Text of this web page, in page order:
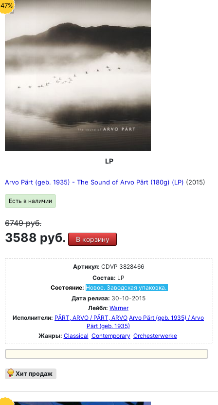
LP
Arvo Pärt (geb. 1935) - The Sound of Arvo Pärt (180g) (LP) (2015)
Есть в наличии
6749руб.
3588 руб. В корзину
Артикул: CDVP 3828466
Состав: LP
Состояние: Новое. Заводская упаковка.
Дата релиза: 30-10-2015
Лейбл: Warner
Исполнители: PÄRT, ARVO / PÄRT, ARVO Arvo Pärt (geb. 1935) / Arvo
Pärt (geb. 1935)
Жанры: Classical Contemporary Orchesterwerke
Хит продаж